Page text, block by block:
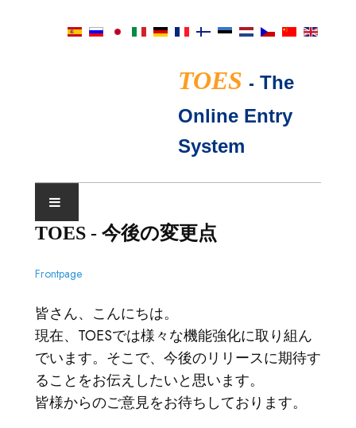
TOES - The
Online Entry
System
ショーカレンダー
TICA審査員
よくあるご質問
ログイン
TICA.ORGへ行く
TOES - 今後の変更点
Frontpage
皆さん、こんにちは。
現在、TOESでは様々な機能強化に取り組ん
でいます。そこで、今後のリリースに期待す
ることをお伝えしたいと思います。
皆様からのご意見をお待ちしております。